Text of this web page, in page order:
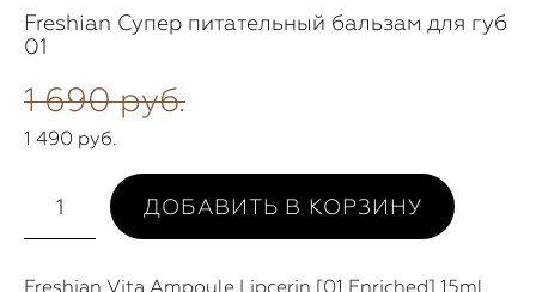
Freshian Супер питательный бальзам для губ
01
1 690 pуб.
1 490 pуб.
ДОБАВИТЬ В КОРЗИНУ
Freshian Vita Ampoule Lipcerin [01 Enriched] 15ml